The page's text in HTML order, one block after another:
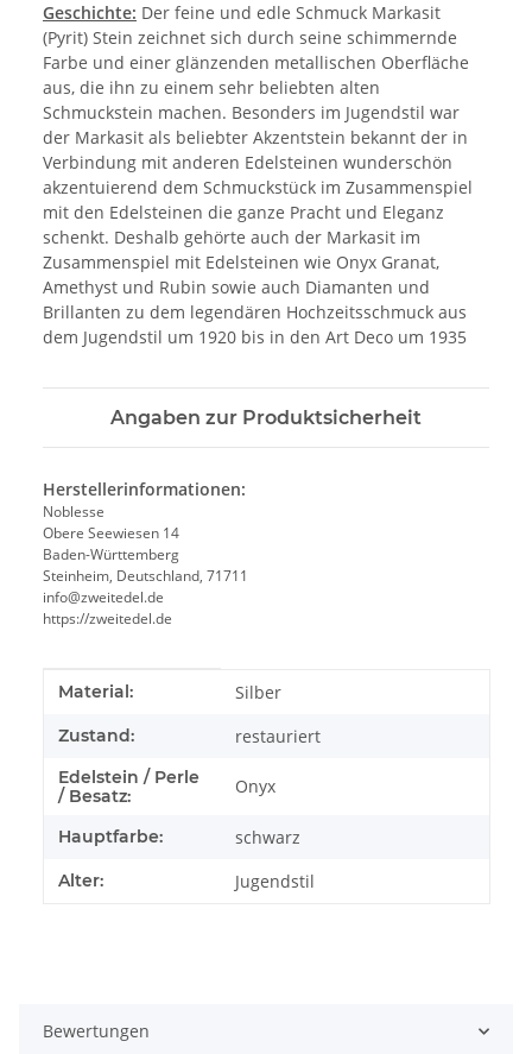
Geschichte: Der feine und edle Schmuck Markasit
(Pyrit) Stein zeichnet sich durch seine schimmernde
Farbe und einer glänzenden metallischen Oberfläche
aus, die ihn zu einem sehr beliebten alten
Schmuckstein machen. Besonders im Jugendstil war
der Markasit als beliebter Akzentstein bekannt der in
Verbindung mit anderen Edelsteinen wunderschön
akzentuierend dem Schmuckstück im Zusammenspiel
mit den Edelsteinen die ganze Pracht und Eleganz
schenkt. Deshalb gehörte auch der Markasit im
Zusammenspiel mit Edelsteinen wie Onyx Granat,
Amethyst und Rubin sowie auch Diamanten und
Brillanten zu dem legendären Hochzeitsschmuck aus
dem Jugendstil um 1920 bis in den Art Deco um 1935
Angaben zur Produktsicherheit
Herstellerinformationen:
Noblesse
Obere Seewiesen 14
Baden-Württemberg
Steinheim, Deutschland, 71711
info@zweitedel.de
https://zweitedel.de
Produkteigenschaft
Wert
Material: Silber
Zustand: restauriert
Edelstein / Perle
/ Besatz:
Onyx
Hauptfarbe: schwarz
Alter: Jugendstil
Bewertungen